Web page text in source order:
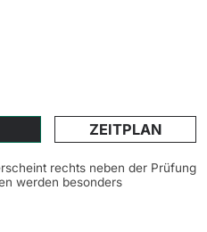
ZEITPLAN
rechts neben der Prüfung
werden besonders